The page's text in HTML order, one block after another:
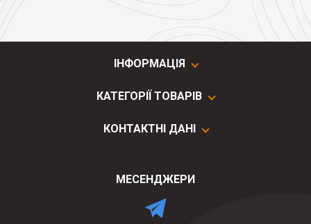
ІНФОРМАЦІЯ
КАТЕГОРІЇ ТОВАРІВ
КОНТАКТНІ ДАНІ
МЕСЕНДЖЕРИ